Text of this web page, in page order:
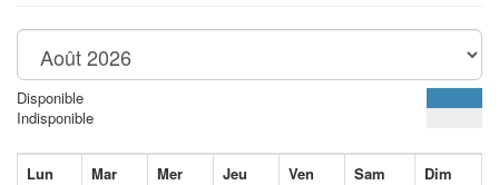
Disponible
Indisponible
Lun Mar Mer Jeu Ven Sam
Dim